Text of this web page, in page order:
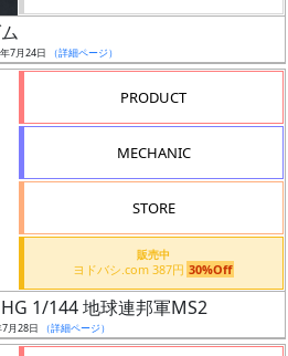
7月24日 （詳細ページ）
PRODUCT
MECHANIC
STORE
販売中
ヨドバシ.com 387円 30%Off
1/144 地球連邦軍MS2
月28日 （詳細ページ）